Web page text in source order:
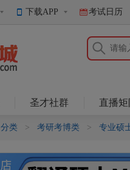
下载APP 考试日历
圣才社群 直播
分类 > 考研考博类 > 专业硕